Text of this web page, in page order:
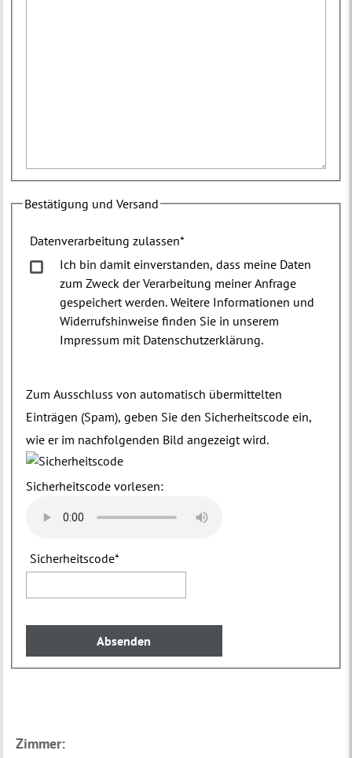
Bestätigung und Versand
Datenverarbeitung zulassen*
Ich bin damit einverstanden, dass meine Daten
zum Zweck der Verarbeitung meiner Anfrage
gespeichert werden. Weitere Informationen und
Widerrufshinweise finden Sie in unserem
Impressum mit Datenschutzerklärung.
Zum Ausschluss von automatisch übermittelten
Einträgen (Spam), geben Sie den Sicherheitscode ein,
wie er im nachfolgenden Bild angezeigt wird.
Sicherheitscode vorlesen:
Sicherheitscode*
Zimmer: